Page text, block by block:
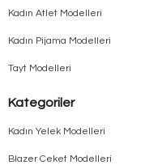
Kadın Atlet Modelleri
Kadın Pijama Modelleri
Tayt Modelleri
Kategoriler
Kadın Yelek Modelleri
Blazer Ceket Modelleri